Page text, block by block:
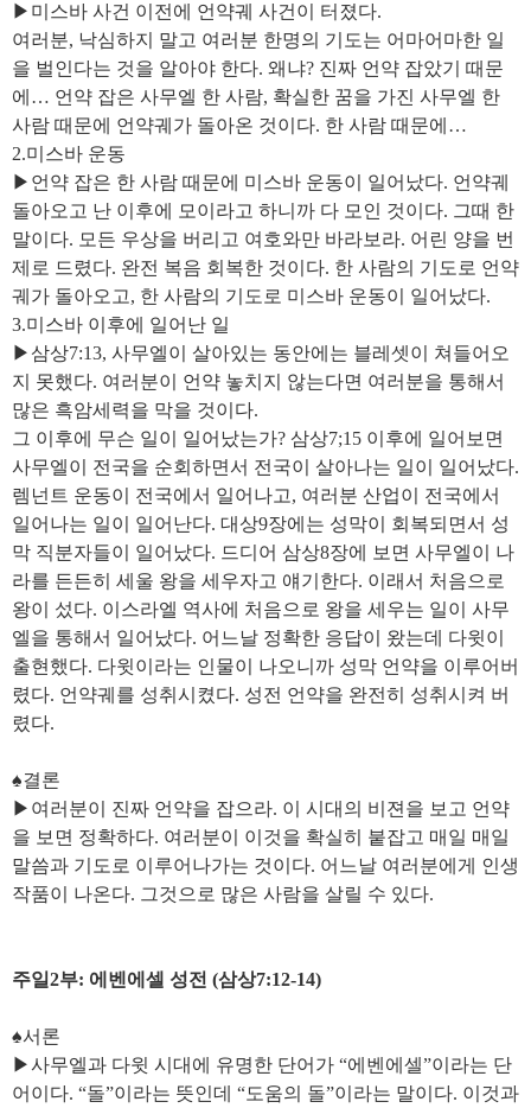
▶미스바 사건 이전에 언약궤 사건이 터졌다.
여러분, 낙심하지 말고 여러분 한명의 기도는 어마어마한 일
을 벌인다는 것을 알아야 한다. 왜냐? 진짜 언약 잡았기 때문
에… 언약 잡은 사무엘 한 사람, 확실한 꿈을 가진 사무엘 한
사람 때문에 언약궤가 돌아온 것이다. 한 사람 때문에…
2.미스바 운동
▶언약 잡은 한 사람 때문에 미스바 운동이 일어났다. 언약궤
돌아오고 난 이후에 모이라고 하니까 다 모인 것이다. 그때 한
말이다. 모든 우상을 버리고 여호와만 바라보라. 어린 양을 번
제로 드렸다. 완전 복음 회복한 것이다. 한 사람의 기도로 언약
궤가 돌아오고, 한 사람의 기도로 미스바 운동이 일어났다.
3.미스바 이후에 일어난 일
▶삼상7:13, 사무엘이 살아있는 동안에는 블레셋이 쳐들어오
지 못했다. 여러분이 언약 놓치지 않는다면 여러분을 통해서
많은 흑암세력을 막을 것이다.
그 이후에 무슨 일이 일어났는가? 삼상7;15 이후에 일어보면
사무엘이 전국을 순회하면서 전국이 살아나는 일이 일어났다.
렘넌트 운동이 전국에서 일어나고, 여러분 산업이 전국에서
일어나는 일이 일어난다. 대상9장에는 성막이 회복되면서 성
막 직분자들이 일어났다. 드디어 삼상8장에 보면 사무엘이 나
라를 든든히 세울 왕을 세우자고 얘기한다. 이래서 처음으로
왕이 섰다. 이스라엘 역사에 처음으로 왕을 세우는 일이 사무
엘을 통해서 일어났다. 어느날 정확한 응답이 왔는데 다윗이
출현했다. 다윗이라는 인물이 나오니까 성막 언약을 이루어버
렸다. 언약궤를 성취시켰다. 성전 언약을 완전히 성취시켜 버
렸다.
♠결론
▶여러분이 진짜 언약을 잡으라. 이 시대의 비젼을 보고 언약
을 보면 정확하다. 여러분이 이것을 확실히 붙잡고 매일 매일
말씀과 기도로 이루어나가는 것이다. 어느날 여러분에게 인생
작품이 나온다. 그것으로 많은 사람을 살릴 수 있다.
주일2부: 에벤에셀 성전 (삼상7:12-14)
♠서론
▶사무엘과 다윗 시대에 유명한 단어가 “에벤에셀”이라는 단
어이다. “돌”이라는 뜻인데 “도움의 돌”이라는 말이다. 이것과